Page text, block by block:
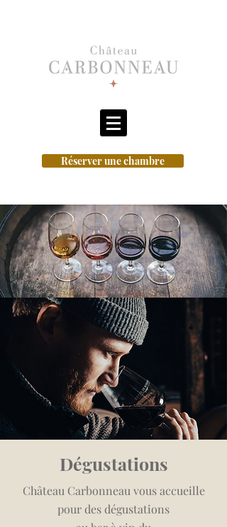
Réserver une chambre
Dégustations
Château Carbonneau vous accueille
pour des dégustations